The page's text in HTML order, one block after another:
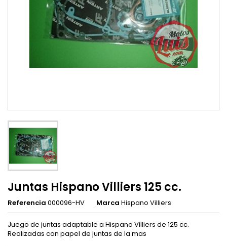
Juntas Hispano Villiers 125 cc.
Referencia 000096-HV Marca Hispano Villiers
Juego de juntas adaptable a Hispano Villiers de 125 cc.
Realizadas con papel de juntas de la mas